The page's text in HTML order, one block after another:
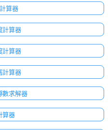
算器
計算器
計算器
計算器
數求解器
算器